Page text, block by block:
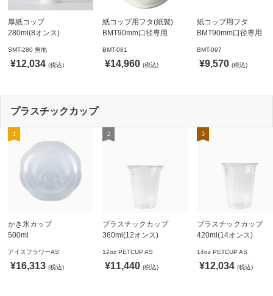
厚紙コップ
280ml(8オンス)
SMT-280 無地
※沖縄・離島 送料別途
SMT-280 無地
¥12,034 (税込)
紙コップ用フタ(紙製)
BMT90mm口径専用
ドリンキングリッド
※適合品番あり ※沖縄・
BMT-081
¥14,960 (税込)
紙コップ用フタ
BMT90mm口径専用
ノーストローフタ
※適合品番あり ※沖縄
BMT-097
¥9,570 (税込)
プラスチックカップ
かき氷カップ
500ml
※北海道・沖縄・離島 送
料別途
アイスフラワーAS
¥16,313 (税込)
プラスチックカップ
360ml(12オンス)
製)
※沖縄・離島 配送料別途
12oz PETCUP AS
¥11,440 (税込)
プラスチックカップ
420ml(14オンス)
製)
※沖縄・離島 配送料
14oz PETCUP AS
¥12,034 (税込)